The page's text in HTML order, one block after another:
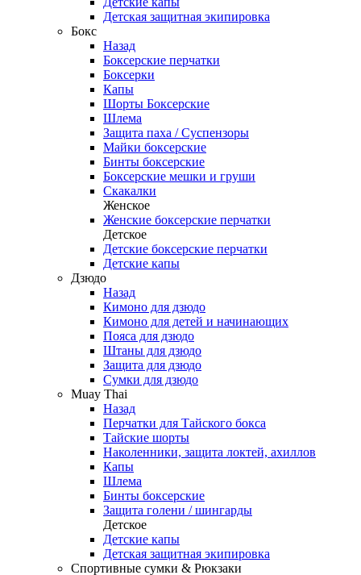
Детская защитная экипировка
Бокс
Назад
Боксерские перчатки
Боксерки
Капы
Шорты Боксерские
Шлема
Защита паха / Суспензоры
Майки боксерские
Бинты боксерские
Боксерские мешки и груши
Скакалки
Женское
Женские боксерские перчатки
Детское
Детские боксерские перчатки
Детские капы
Дзюдо
Назад
Кимоно для дзюдо
Кимоно для детей и начинающих
Пояса для дзюдо
Штаны для дзюдо
Защита для дзюдо
Сумки для дзюдо
Muay Thai
Назад
Перчатки для Тайского бокса
Тайские шорты
Наколенники, защита локтей, ахиллов
Капы
Шлема
Бинты боксерские
Защита голени / шингарды
Детское
Детские капы
Детская защитная экипировка
Спортивные сумки & Рюкзаки